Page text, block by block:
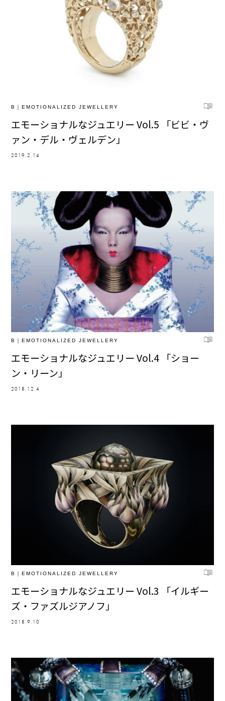
B｜EMOTIONALIZED JEWELLERY
エモーショナルなジュエリー Vol.5 「ビビ・ヴ
ァン・デル・ヴェルデン」
2019.2.14
B｜EMOTIONALIZED JEWELLERY
エモーショナルなジュエリー Vol.4 「ショー
ン・リーン」
2018.12.4
B｜EMOTIONALIZED JEWELLERY
エモーショナルなジュエリー Vol.3 「イルギー
ズ・ファズルジアノフ」
2018.9.10